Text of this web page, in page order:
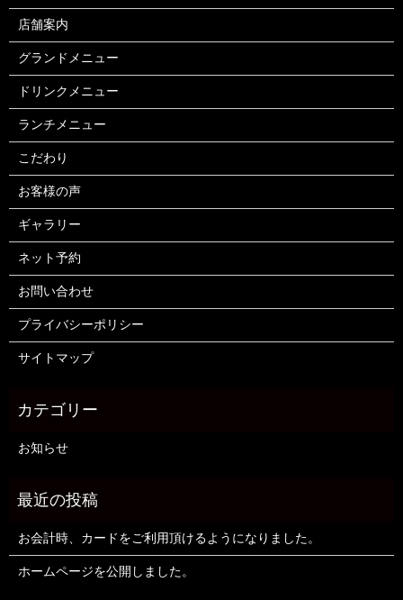
店舗案内
グランドメニュー
ドリンクメニュー
ランチメニュー
こだわり
お客様の声
ギャラリー
ネット予約
お問い合わせ
プライバシーポリシー
サイトマップ
お知らせ
お会計時、カードをご利用頂けるようになりました。
ホームページを公開しました。